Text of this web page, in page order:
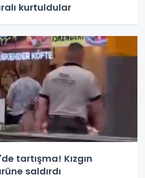
kurtuldular
tartışma! Kızgın
saldırdı